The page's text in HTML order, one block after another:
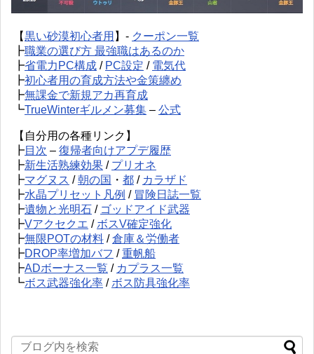
【黒い砂漠初心者用 】- クーポン一覧
┣職業の選び方 最強職はあるのか
┣省電力PC構成 / PC設定 / 電気代
┣初心者用の育成方法や金策纏め
┣無課金で新規アカ再育成
┗TrueWinterギルメン募集 – 公式
【自分用の各種リンク】
┣目次 – 復帰者向けアプデ履歴
┣新生活熟練効果 / プリオネ
┣マグヌス /朝の国 ・ 都 / カラザド
┣水晶プリセット凡例 / 冒険日誌一覧
┣遺物と光明石 / ゴッドアイド武器
┣Vアクセクエ / ボスV確定強化
┣無限POTの材料 /倉庫＆労働者
┣DROP率増加バフ /重帆船
┣ADボーナス一覧 / カプラス一覧
┗ボス武器強化率 / ボス防具強化率